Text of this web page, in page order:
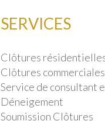
SERVICES
Clôtures
Clôtures
Service de consultant
Déneigement
Soumission Clôtures